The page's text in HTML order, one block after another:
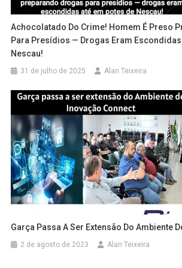
Achocolatado Do Crime! Homem É Preso
Para Presídios — Drogas Eram Escondidas
Nescau!
31 de julho de 2025 Alan Teixeira
Garça Passa A Ser Extensão Do Ambiente
2 de agosto de 2023 Alan Teixeira